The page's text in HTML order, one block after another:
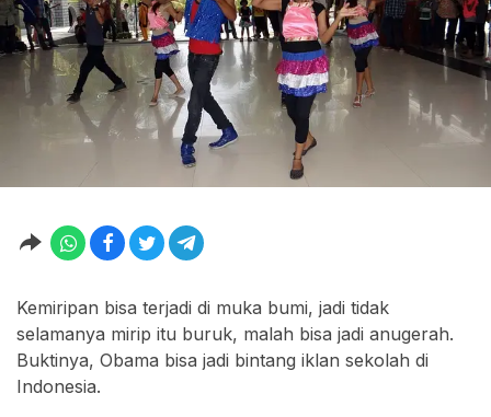
Kemiripan bisa terjadi di muka bumi, jadi tidak
selamanya mirip itu buruk, malah bisa jadi anugerah.
Buktinya, Obama bisa jadi bintang iklan sekolah di
Indonesia.